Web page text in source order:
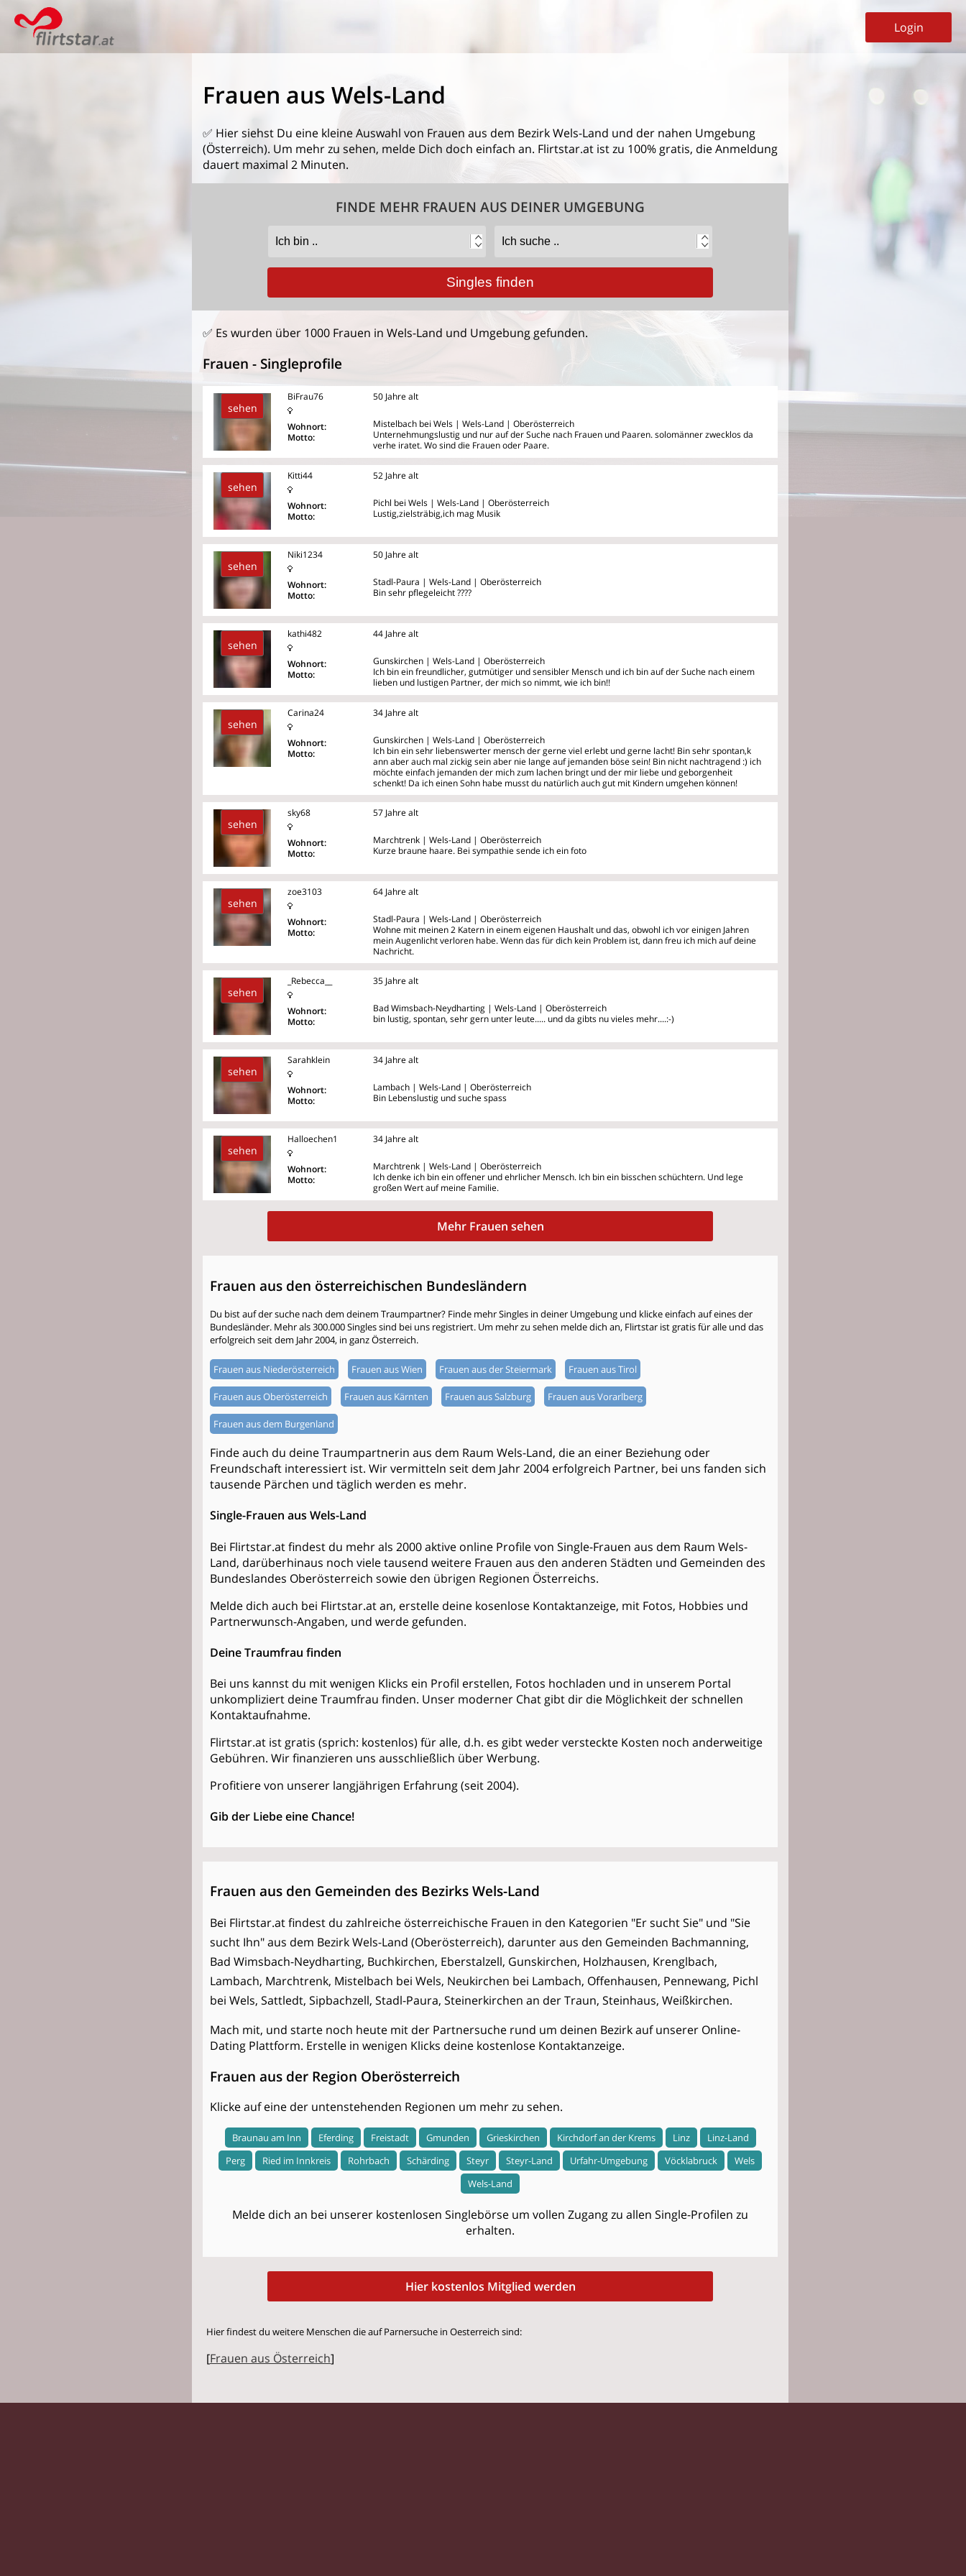
Login
Frauen aus Wels-Land
✅ Hier siehst Du eine kleine Auswahl von Frauen aus dem Bezirk Wels-Land und der nahen Umgebung
(Österreich). Um mehr zu sehen, melde Dich doch einfach an. Flirtstar.at ist zu 100% gratis, die Anmeldung
dauert maximal 2 Minuten.
FINDE MEHR FRAUEN AUS DEINER UMGEBUNG
✅ Es wurden über 1000 Frauen in Wels-Land und Umgebung gefunden.
Frauen - Singleprofile
sehen
BiFrau76
Wohnort:
Motto:
50 Jahre alt
Mistelbach bei Wels | Wels-Land | Oberösterreich
Unternehmungslustig und nur auf der Suche nach Frauen und Paaren. solomänner zwecklos da
verhe iratet. Wo sind die Frauen oder Paare.
sehen
Kitti44
Wohnort:
Motto:
52 Jahre alt
Pichl bei Wels | Wels-Land | Oberösterreich
Lustig,zielsträbig,ich mag Musik
sehen
Niki1234
Wohnort:
Motto:
50 Jahre alt
Stadl-Paura | Wels-Land | Oberösterreich
Bin sehr pflegeleicht ????
sehen
kathi482
Wohnort:
Motto:
44 Jahre alt
Gunskirchen | Wels-Land | Oberösterreich
Ich bin ein freundlicher, gutmütiger und sensibler Mensch und ich bin auf der Suche nach einem
lieben und lustigen Partner, der mich so nimmt, wie ich bin!!
sehen
Carina24
Wohnort:
Motto:
34 Jahre alt
Gunskirchen | Wels-Land | Oberösterreich
Ich bin ein sehr liebenswerter mensch der gerne viel erlebt und gerne lacht! Bin sehr spontan,k
ann aber auch mal zickig sein aber nie lange auf jemanden böse sein! Bin nicht nachtragend :) ich
möchte einfach jemanden der mich zum lachen bringt und der mir liebe und geborgenheit
schenkt! Da ich einen Sohn habe musst du natürlich auch gut mit Kindern umgehen können!
sehen
sky68
Wohnort:
Motto:
57 Jahre alt
Marchtrenk | Wels-Land | Oberösterreich
Kurze braune haare. Bei sympathie sende ich ein foto
sehen
zoe3103
Wohnort:
Motto:
64 Jahre alt
Stadl-Paura | Wels-Land | Oberösterreich
Wohne mit meinen 2 Katern in einem eigenen Haushalt und das, obwohl ich vor einigen Jahren
mein Augenlicht verloren habe. Wenn das für dich kein Problem ist, dann freu ich mich auf deine
Nachricht.
sehen
_Rebecca__
Wohnort:
Motto:
35 Jahre alt
Bad Wimsbach-Neydharting | Wels-Land | Oberösterreich
bin lustig, spontan, sehr gern unter leute..... und da gibts nu vieles mehr....:-)
sehen
Sarahklein
Wohnort:
Motto:
34 Jahre alt
Lambach | Wels-Land | Oberösterreich
Bin Lebenslustig und suche spass
sehen
Halloechen1
Wohnort:
Motto:
34 Jahre alt
Marchtrenk | Wels-Land | Oberösterreich
Ich denke ich bin ein offener und ehrlicher Mensch. Ich bin ein bisschen schüchtern. Und lege
großen Wert auf meine Familie.
Mehr Frauen sehen
Frauen aus den österreichischen Bundesländern
Du bist auf der suche nach dem deinem Traumpartner? Finde mehr Singles in deiner Umgebung und klicke einfach auf eines der
Bundesländer. Mehr als 300.000 Singles sind bei uns registriert. Um mehr zu sehen melde dich an, Flirtstar ist gratis für alle und das
erfolgreich seit dem Jahr 2004, in ganz Österreich.
Frauen aus Niederösterreich Frauen aus Wien Frauen aus der Steiermark Frauen aus Tirol
Frauen aus Oberösterreich Frauen aus Kärnten Frauen aus Salzburg Frauen aus Vorarlberg
Frauen aus dem Burgenland
Finde auch du deine Traumpartnerin aus dem Raum Wels-Land, die an einer Beziehung oder
Freundschaft interessiert ist. Wir vermitteln seit dem Jahr 2004 erfolgreich Partner, bei uns fanden sich
tausende Pärchen und täglich werden es mehr.
Single-Frauen aus Wels-Land
Bei Flirtstar.at findest du mehr als 2000 aktive online Profile von Single-Frauen aus dem Raum Wels-
Land, darüberhinaus noch viele tausend weitere Frauen aus den anderen Städten und Gemeinden des
Bundeslandes Oberösterreich sowie den übrigen Regionen Österreichs.
Melde dich auch bei Flirtstar.at an, erstelle deine kosenlose Kontaktanzeige, mit Fotos, Hobbies und
Partnerwunsch-Angaben, und werde gefunden.
Deine Traumfrau finden
Bei uns kannst du mit wenigen Klicks ein Profil erstellen, Fotos hochladen und in unserem Portal
unkompliziert deine Traumfrau finden. Unser moderner Chat gibt dir die Möglichkeit der schnellen
Kontaktaufnahme.
Flirtstar.at ist gratis (sprich: kostenlos) für alle, d.h. es gibt weder versteckte Kosten noch anderweitige
Gebühren. Wir finanzieren uns ausschließlich über Werbung.
Profitiere von unserer langjährigen Erfahrung (seit 2004).
Gib der Liebe eine Chance!
Frauen aus den Gemeinden des Bezirks Wels-Land
Bei Flirtstar.at findest du zahlreiche österreichische Frauen in den Kategorien "Er sucht Sie" und "Sie
sucht Ihn" aus dem Bezirk Wels-Land (Oberösterreich), darunter aus den Gemeinden Bachmanning,
Bad Wimsbach-Neydharting, Buchkirchen, Eberstalzell, Gunskirchen, Holzhausen, Krenglbach,
Lambach, Marchtrenk, Mistelbach bei Wels, Neukirchen bei Lambach, Offenhausen, Pennewang, Pichl
bei Wels, Sattledt, Sipbachzell, Stadl-Paura, Steinerkirchen an der Traun, Steinhaus, Weißkirchen.
Mach mit, und starte noch heute mit der Partnersuche rund um deinen Bezirk auf unserer Online-
Dating Plattform. Erstelle in wenigen Klicks deine kostenlose Kontaktanzeige.
Frauen aus der Region Oberösterreich
Klicke auf eine der untenstehenden Regionen um mehr zu sehen.
Braunau am Inn Eferding Freistadt Gmunden Grieskirchen Kirchdorf an der Krems Linz
Linz-Land
Perg
Ried im Innkreis Rohrbach Schärding Steyr Steyr-Land Urfahr-Umgebung Vöcklabruck
Wels
Wels-Land
Melde dich an bei unserer kostenlosen Singlebörse um vollen Zugang zu allen Single-Profilen zu
erhalten.
Hier kostenlos Mitglied werden
Hier findest du weitere Menschen die auf Parnersuche in Oesterreich sind:
[Frauen aus Österreich]